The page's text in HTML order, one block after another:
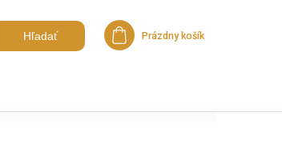
Hľadať Nákupný košík
Prázdny košík